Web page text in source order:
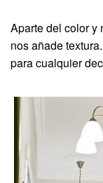
Aparte del color y
nos añade
para cualquier